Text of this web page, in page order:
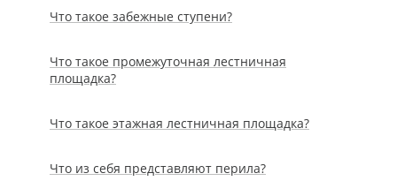
Что такое забежные ступени?
Что такое промежуточная лестничная
площадка?
Что такое этажная лестничная площадка?
Что из себя представляют перила?